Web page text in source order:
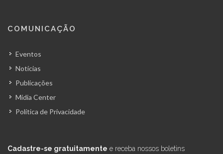
COMUNICAÇÃO
Eventos
Notícias
Publicações
Mídia Center
Política de Privacidade
Cadastre-se gratuitamente e receba nossos boletins